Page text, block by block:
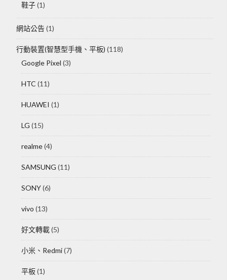
鞋子(1)
網站公告(1)
行動裝置(智慧型手機、平板) (118)
Google Pixel (3)
HTC (11)
HUAWEI (1)
LG (15)
realme(4)
SAMSUNG (11)
SONY(6)
vivo (13)
好文轉載(5)
小米、Redmi(7)
平板(1)